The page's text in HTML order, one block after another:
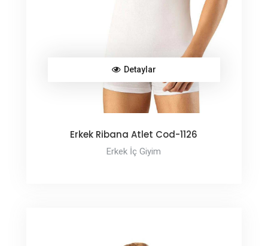
Detaylar
Erkek Ribana Atlet Cod-1126
Erkek İç Giyim